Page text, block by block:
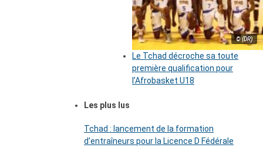
© (DR)
Le Tchad décroche sa toute
première qualification pour
l’Afrobasket U18
Les plus lus
Tchad : lancement de la formation
d’entraîneurs pour la Licence D Fédérale